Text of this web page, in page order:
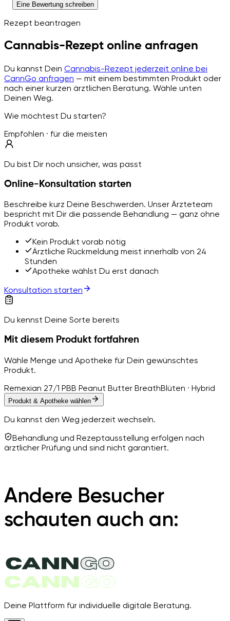
Eine Bewertung schreiben
Rezept beantragen
Cannabis-Rezept online anfragen
Du kannst Dein Cannabis-Rezept jederzeit online bei
CannGo anfragen — mit einem bestimmten Produkt oder
nach einer kurzen ärztlichen Beratung. Wähle unten
Deinen Weg.
Wie möchtest Du starten?
Empfohlen · für die meisten
Du bist Dir noch unsicher, was passt
Online-Konsultation starten
Beschreibe kurz Deine Beschwerden. Unser Ärzteteam
bespricht mit Dir die passende Behandlung — ganz ohne
Produkt vorab.
Kein Produkt vorab nötig
Ärztliche Rückmeldung meist innerhalb von 24
Stunden
Apotheke wählst Du erst danach
Konsultation starten
Du kennst Deine Sorte bereits
Mit diesem Produkt fortfahren
Wähle Menge und Apotheke für Dein gewünschtes
Produkt.
Remexian 27/1 PBB Peanut Butter BreathBlüten · Hybrid
Produkt & Apotheke wählen
Du kannst den Weg jederzeit wechseln.
Behandlung und Rezeptausstellung erfolgen nach
ärztlicher Prüfung und sind nicht garantiert.
Andere Besucher
schauten auch an:
Deine Plattform für individuelle digitale Beratung.